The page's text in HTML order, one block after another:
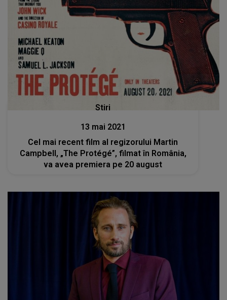
Stiri
13 mai 2021
Cel mai recent film al regizorului Martin
Campbell, „The Protégé”, filmat în România,
va avea premiera pe 20 august